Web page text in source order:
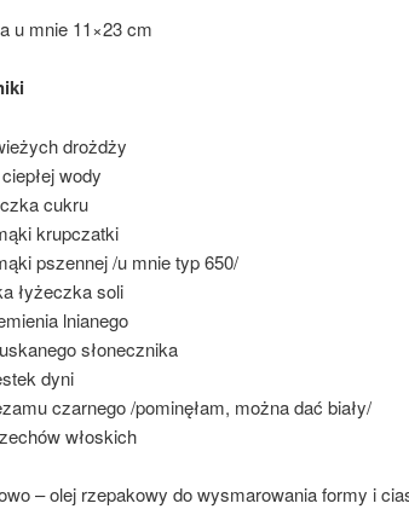
u mnie 11×23 cm
drożdży
wody
cukru
krupczatki
pszennej /u mnie typ 650/
łyżeczka soli
lnianego
słonecznika
dyni
czarnego /pominęłam, można dać biały/
włoskich
– olej rzepakowy do wysmarowania formy i